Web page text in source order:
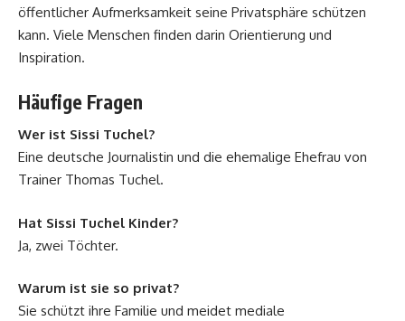
öffentlicher Aufmerksamkeit seine Privatsphäre schützen
kann. Viele Menschen finden darin Orientierung und
Inspiration.
Häufige Fragen
Wer ist Sissi Tuchel?
Eine deutsche Journalistin und die ehemalige Ehefrau von
Trainer Thomas Tuchel.
Hat Sissi Tuchel Kinder?
Ja, zwei Töchter.
Warum ist sie so privat?
Sie schützt ihre Familie und meidet mediale